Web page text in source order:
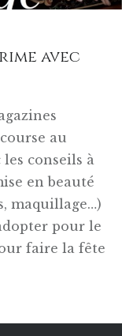
avec
au
conseils à
en beauté
maquillage…)
pour le
faire la fête